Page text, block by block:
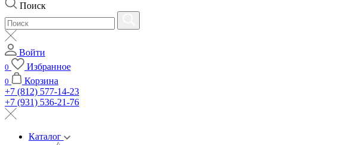
Поиск
Войти
0 Избранное
0
Корзина
+7 (812) 577-14-23
+7 (931) 536-21-76
Каталог